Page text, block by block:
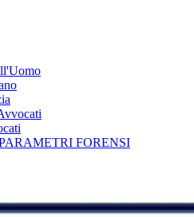
FORENSI